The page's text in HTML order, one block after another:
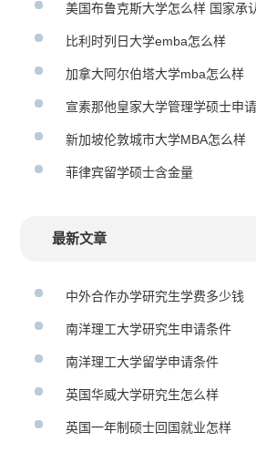
美国布鲁克斯大学怎么样 国家承
比利时列日大学emba怎么样
加拿大阿尔伯塔大学mba怎么样
宣素那他皇家大学管理学硕士申
新加坡伦敦城市大学MBA怎么样
菲律宾留学硕士含金量
最新文章
中外合作办学研究生学费多少钱
南洋理工大学研究生申请条件
南洋理工大学留学申请条件
英国华威大学研究生怎么样
英国一年制硕士回国就业怎样